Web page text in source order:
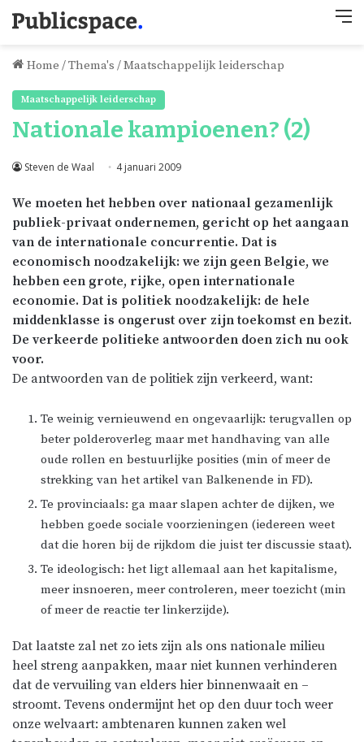
Home /Thema's /Maatschappelijk leiderschap
Maatschappelijk leiderschap
Nationale kampioenen? (2)
Steven de Waal 4 januari 2009
We moeten het hebben over nationaal gezamenlijk
publiek-privaat ondernemen, gericht op het aangaan
van de internationale concurrentie. Dat is
economisch noodzakelijk: we zijn geen Belgie, we
hebben een grote, rijke, open internationale
economie. Dat is politiek noodzakelijk: de hele
middenklasse is ongerust over zijn toekomst en bezit.
De verkeerde politieke antwoorden doen zich nu ook
voor.
De antwoorden van de politiek zijn verkeerd, want:
Te weinig vernieuwend en ongevaarlijk: terugvallen op
beter polderoverleg maar met handhaving van alle
oude rollen en bestuurlijke posities (min of meer de
strekking van het artikel van Balkenende in FD).
Te provinciaals: ga maar slapen achter de dijken, we
hebben goede sociale voorzieningen (iedereen weet
dat die horen bij de rijkdom die juist ter discussie staat).
Te ideologisch: het ligt allemaal aan het kapitalisme,
meer insnoeren, meer controleren, meer toezicht (min
of meer de reactie ter linkerzijde).
Dat laatste zal net zo iets zijn als ons nationale milieu
heel streng aanpakken, maar niet kunnen verhinderen
dat de vervuiling van elders hier binnenwaait en –
stroomt. Tevens ondermijnt het op den duur toch weer
onze welvaart: ambtenaren kunnen zaken wel